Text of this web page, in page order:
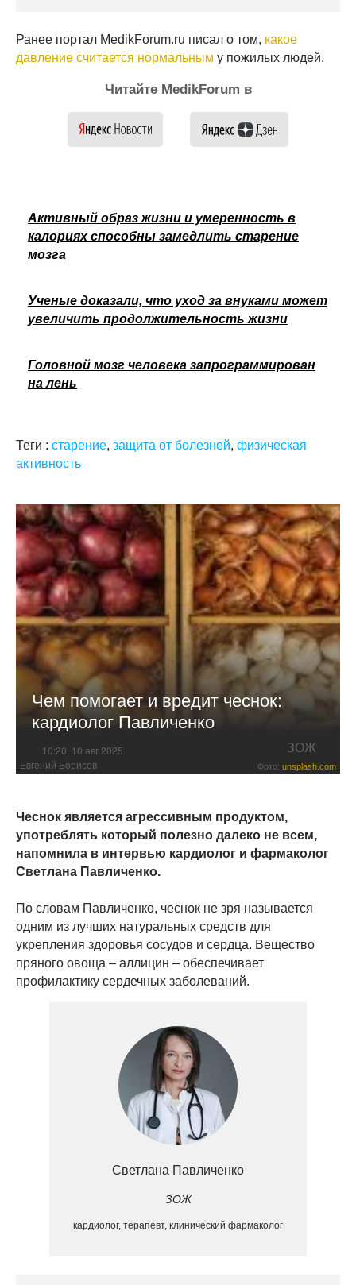
Ранее портал MedikForum.ru писал о том, какое
давление считается нормальным у пожилых людей.
Читайте MedikForum в
Активный образ жизни и умеренность в
калориях способны замедлить старение
мозга
Ученые доказали, что уход за внуками может
увеличить продолжительность жизни
Головной мозг человека запрограммирован
на лень
Теги : старение, защита от болезней, физическая
активность
Чем помогает и вредит чеснок:
кардиолог Павличенко
10:20, 10 авг 2025 ЗОЖ
Евгений Борисов Фото: unsplash.com
Чеснок является агрессивным продуктом,
употреблять который полезно далеко не всем,
напомнила в интервью кардиолог и фармаколог
Светлана Павличенко.
По словам Павличенко, чеснок не зря называется
одним из лучших натуральных средств для
укрепления здоровья сосудов и сердца. Вещество
пряного овоща – аллицин – обеспечивает
профилактику сердечных заболеваний.
Светлана Павличенко
ЗОЖ
кардиолог, терапевт, клинический фармаколог